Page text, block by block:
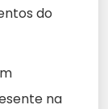
do
na